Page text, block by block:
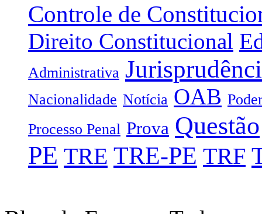
Controle de
Direito Constitucional
Administrativa
Nacionalidade Notícia OAB
Processo Penal Prova Questão
PE TRE TRE-PE TRF